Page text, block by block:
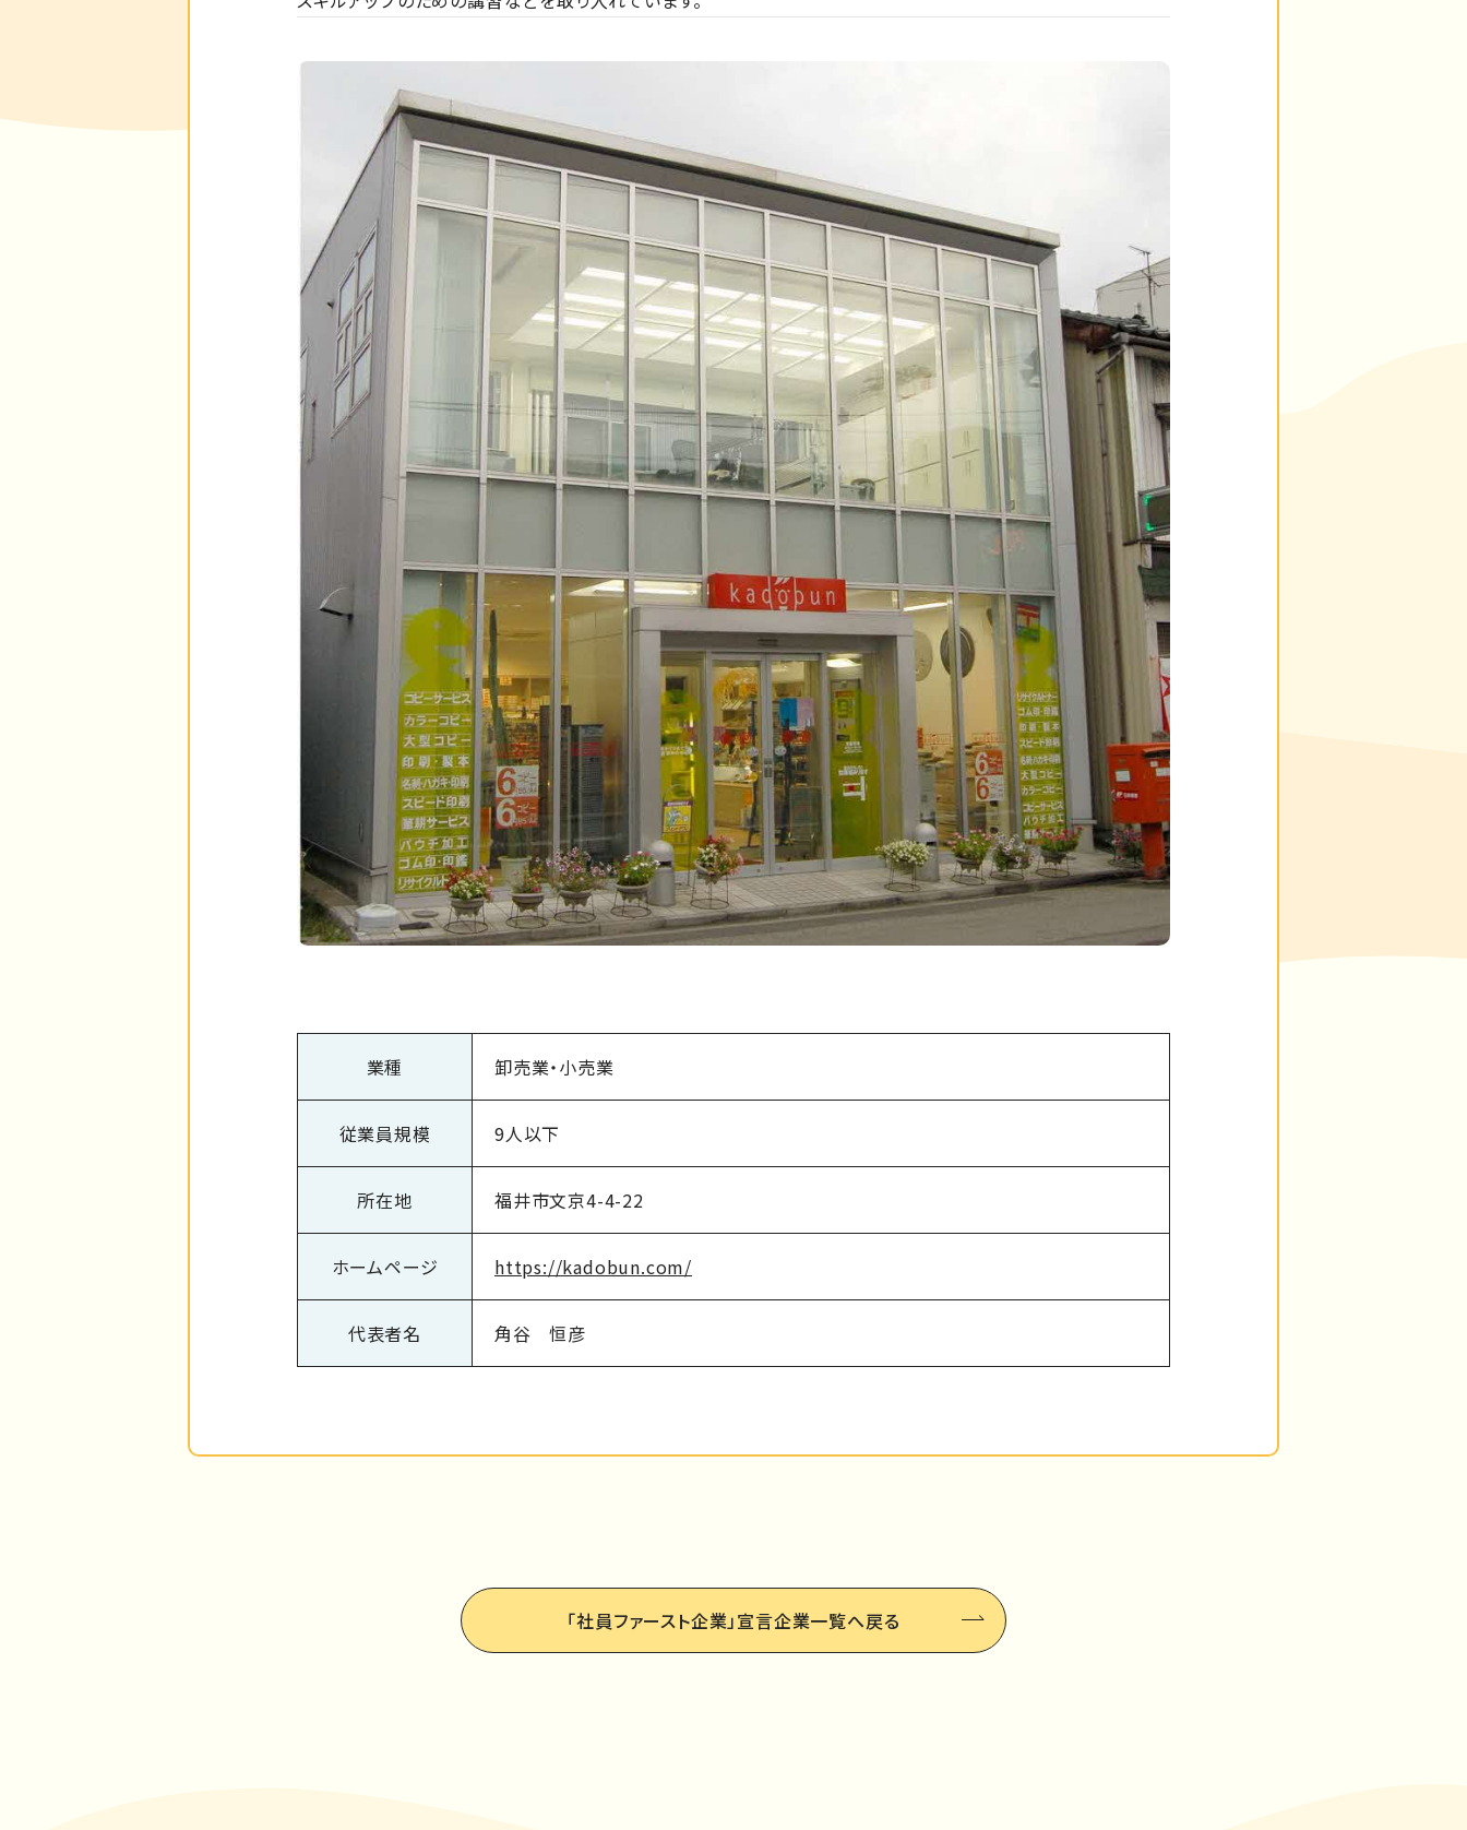
業種 卸売業・小売業
従業員規模 9人以下
所在地 福井市文京4-4-22
ホームページ https://kadobun.com/
代表者名 角谷 恒彦
「社員ファースト企業」宣言企業一覧へ戻る